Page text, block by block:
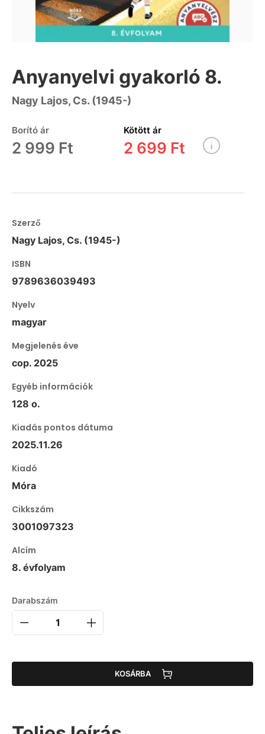
Anyanyelvi gyakorló 8.
Nagy Lajos, Cs. (1945-)
Borító ár
2 999 Ft
Kötött ár
2 699 Ft
Szerző
Nagy Lajos, Cs. (1945-)
ISBN
9789636039493
Nyelv
magyar
Megjelenés éve
cop. 2025
Egyéb információk
128 o.
Kiadás pontos dátuma
2025.11.26
Kiadó
Móra
Cikkszám
3001097323
Alcím
8. évfolyam
Darabszám
KOSÁRBA